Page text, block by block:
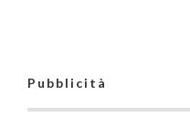
Pubblicità